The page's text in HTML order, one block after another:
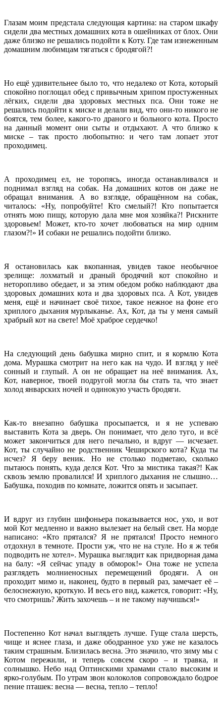
Глазам моим предстала следующая картина: на старом шкафу
сидели два местных домашних кота в ошейниках от блох. Они
даже близко не решались подойти к Коту. Где там изнеженным
домашним любимцам тягаться с бродягой?!
Но ещё удивительнее было то, что недалеко от Кота, который
спокойно поглощал обед с привычным хрипом простуженных
лёгких, сидели два здоровых местных пса. Они тоже не
решались подойти к миске и делали вид, что они-то никого не
боятся, тем более, какого-то драного и больного кота. Просто
на данный момент они сыты и отдыхают. А что близко к
миске – так просто любопытно: и чего там лопает этот
проходимец.
А проходимец ел, не торопясь, иногда останавливался и
поднимал взгляд на собак. На домашних котов он даже не
обращал внимания. А во взгляде, обращённом на собак,
читалось: «Ну, попробуйте! Кто смелый?! Кто попытается
отнять мою пищу, которую дала мне моя хозяйка?! Рискните
здоровьем! Может, кто-то хочет любоваться на мир одним
глазом?!» И собаки не решались подойти близко.
Я остановилась как вкопанная, увидев такое необычное
зрелище: лохматый и драный бродячий кот спокойно и
неторопливо обедает, и за этим обедом робко наблюдают два
здоровых домашних кота и два здоровых пса. А Кот, увидев
меня, ещё и начинает своё тихое, такое нежное на фоне его
хриплого дыхания мурлыканье. Ах, Кот, да ты у меня самый
храбрый кот на свете! Моё храброе сердечко!
На следующий день бабушка мирно спит, и я кормлю Кота
дома. Мурашка смотрит на него как на чудо. И взгляд у неё
сонный и глупый. А он не обращает на неё внимания. Ах,
Кот, наверное, твоей подругой могла бы стать та, что знает
холод январских ночей и одинокую участь бродяги.
Как-то внезапно бабушка просыпается, и я не успеваю
выставить Кота за дверь. Он понимает, что дело туго, и всё
может закончиться для него печально, и вдруг — исчезает.
Кот, ты случайно не родственник Чеширского кота? Куда ты
исчез? Я беру веник. Но не столько подметаю, сколько
пытаюсь понять, куда делся Кот. Что за мистика такая?! Как
сквозь землю провалился! И хриплого дыхания не слышно…
Бабушка, походив по комнате, ложится опять и засыпает.
И вдруг из глубин шифоньера показывается нос, ухо, и вот
мой Кот медленно и важно вылезает на белый свет. На морде
написано: «Кто прятался? Я не прятался! Просто немного
отдохнул в темноте. Прости уж, что не на стуле. Но я ж тебя
подводить не хотел». Мурашка выглядит как придворная дама
на балу: «Я сейчас упаду в обморок!» Она тоже не успела
разглядеть молниеносных перемещений бродяги. А он
проходит мимо и, наконец, будто в первый раз, замечает её –
белоснежную, кроткую. И весь его вид, кажется, говорит: «Ну,
что смотришь? Жить захочешь – и не такому научишься!»
Постепенно Кот начал выглядеть лучше. Гуще стала шерсть,
чище и яснее глаза, и даже ободранное ухо уже не казалось
таким страшным. Близилась весна. Это значило, что зиму мы с
Котом пережили, и теперь совсем скоро – и травка, и
солнышко. Небо над Оптинскими храмами стало высоким и
ярко-голубым. По утрам звон колоколов сопровождало бодрое
пение пташек: весна — весна, тепло – тепло!